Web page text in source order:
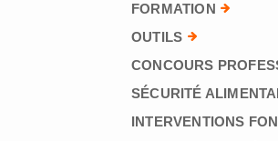
FORMATION
OUTILS
CONCOURS
SÉCURITÉ
INTERVENTIONS